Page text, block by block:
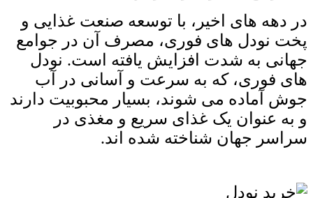
در دهه‌ های اخیر، با توسعه صنعت غذایی و
پخت نودل ‌های فوری، مصرف آن در جوامع
جهانی به شدت افزایش یافته است. نودل
‌های فوری، که به سرعت و آسانی در آب
جوش آماده می ‌شوند، بسیار محبوبیت دارند
و به عنوان یک غذای سریع و مغذی در
سراسر جهان شناخته شده اند.